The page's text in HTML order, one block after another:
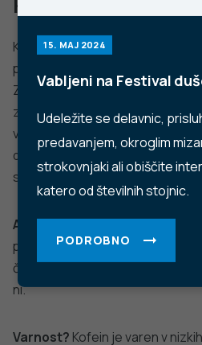
YouTube
TikTok